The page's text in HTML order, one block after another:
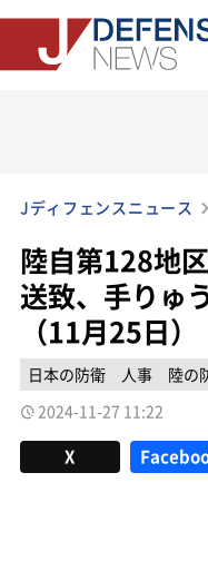
Jディフェンスニュース
陸自第128地
送致、手りゅ
（11月25日）
日本の防衛 人事 陸の
2024-11-27 11:22
X